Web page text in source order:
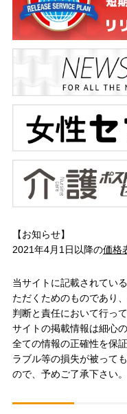
【お知らせ】
2021年4月1日以降の価格
当サイトに記載されてい
ただくためのものであり
判断と責任において行っ
サイトの掲載情報は細心
全ての情報の正確性を保
ラブル等の損失が被って
ので、予めご了承下さい。